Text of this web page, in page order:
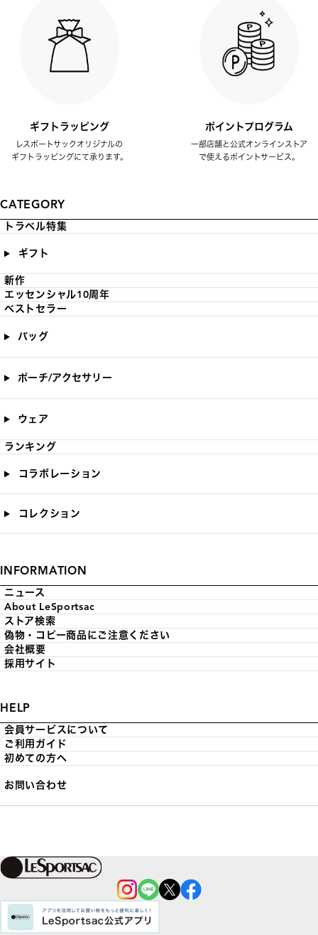
ギフトラッピング
レスポートサックオリジナルの
ギフトラッピングにて承ります。
ポイントプログラム
一部店舗と公式オンラインストア
で使えるポイントサービス。
CATEGORY
トラベル特集
ギフト
新作
エッセンシャル10周年
ベストセラー
バッグ
ポーチ/アクセサリー
ウェア
ランキング
コラボレーション
コレクション
INFORMATION
ニュース
About LeSportsac
ストア検索
偽物・コピー商品にご注意ください
会社概要
採用サイト
HELP
会員サービスについて
ご利用ガイド
初めての方へ
お問い合わせ